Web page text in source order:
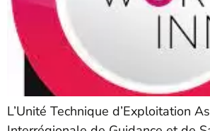
L’Unité Technique d’Exploitation